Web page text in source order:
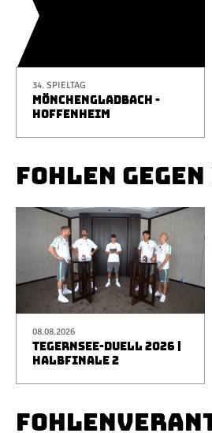
34. SPIELTAG
MÖNCHENGLADBACH -
HOFFENHEIM
FOHLEN
08.08.2026
TEGERNSEE-DUELL 2026 |
HALBFINALE 2